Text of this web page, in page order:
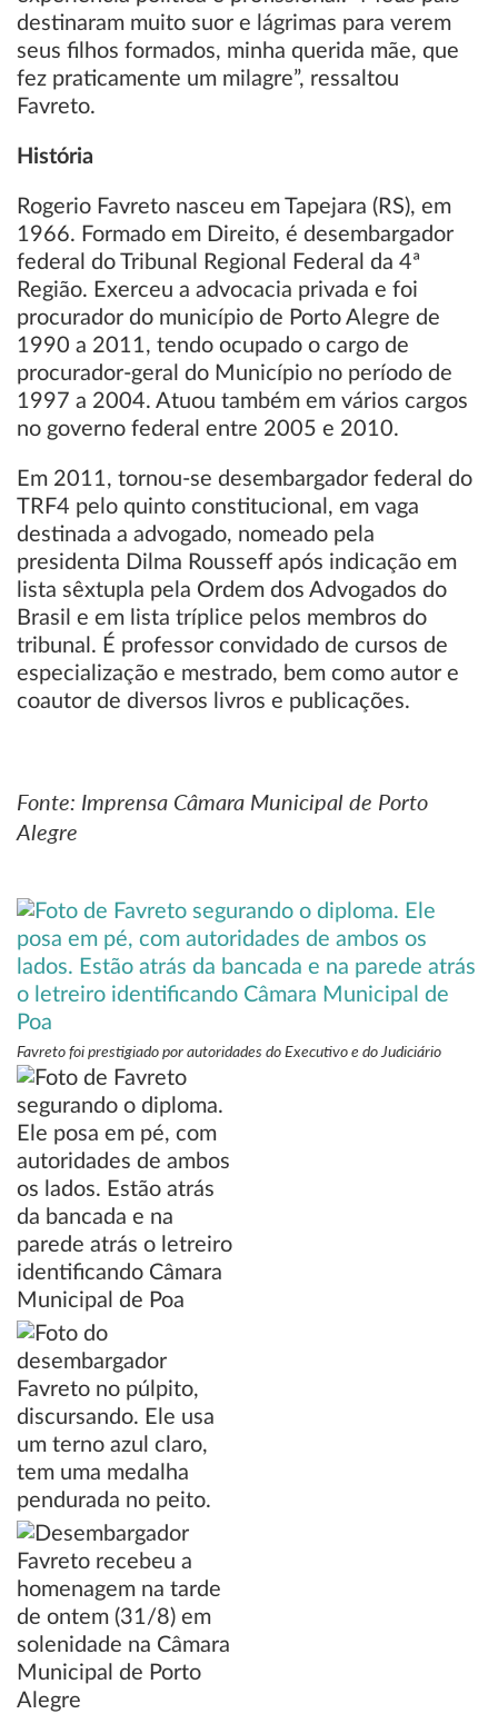
destinaram muito suor e lágrimas para verem
seus filhos formados, minha querida mãe, que
fez praticamente um milagre”, ressaltou
Favreto.
História
Rogerio Favreto nasceu em Tapejara (RS), em
1966. Formado em Direito, é desembargador
federal do Tribunal Regional Federal da 4ª
Região. Exerceu a advocacia privada e foi
procurador do município de Porto Alegre de
1990 a 2011, tendo ocupado o cargo de
procurador-geral do Município no período de
1997 a 2004. Atuou também em vários cargos
no governo federal entre 2005 e 2010.
Em 2011, tornou-se desembargador federal do
TRF4 pelo quinto constitucional, em vaga
destinada a advogado, nomeado pela
presidenta Dilma Rousseff após indicação em
lista sêxtupla pela Ordem dos Advogados do
Brasil e em lista tríplice pelos membros do
tribunal. É professor convidado de cursos de
especialização e mestrado, bem como autor e
coautor de diversos livros e publicações.
Fonte: Imprensa Câmara Municipal de Porto
Alegre
Favreto foi prestigiado por autoridades do Executivo e do Judiciário